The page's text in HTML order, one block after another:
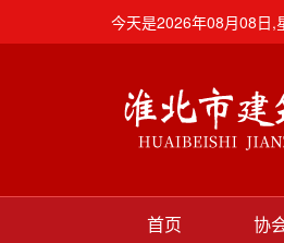
今天是2026年08月08日,
首页 协